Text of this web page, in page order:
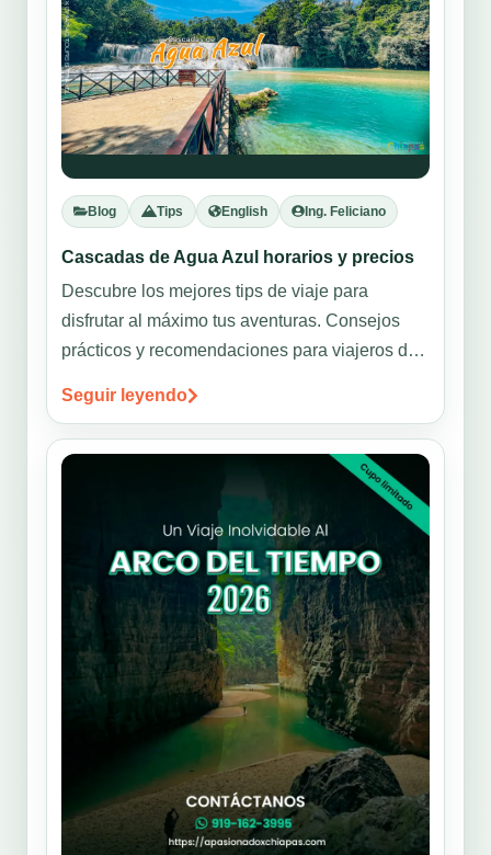
Blog Tips English Ing. Feliciano
Cascadas de Agua Azul horarios y precios
Descubre los mejores tips de viaje para
disfrutar al máximo tus aventuras. Consejos
prácticos y recomendaciones para viajeros de
Seguir leyendo